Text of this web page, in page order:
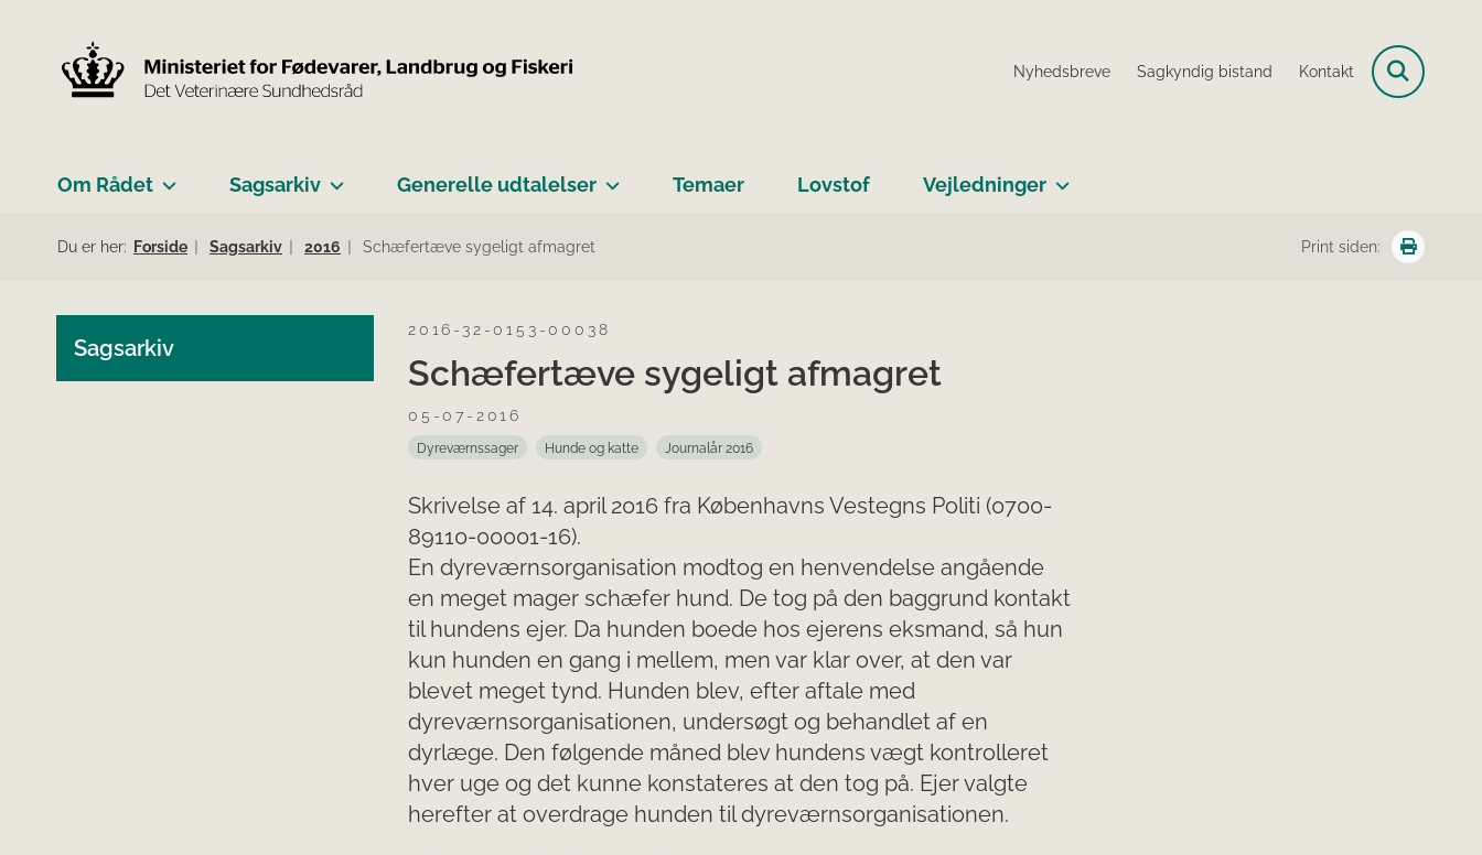
Nyhedsbreve Sagkyndig bistand Kontakt
Om Rådet Sagsarkiv Generelle udtalelser Temaer Lovstof Vejledninger
Du er her: Forside Sagsarkiv 2016 Schæfertæve sygeligt afmagret Print siden:
Sagsarkiv
2016-32-0153-00038
Schæfertæve sygeligt afmagret
05-07-2016
Dyreværnssager Hunde og katte Journalår 2016
Skrivelse af 14. april 2016 fra Københavns Vestegns Politi (0700-
89110-00001-16).
En dyreværnsorganisation modtog en henvendelse angående
en meget mager schæfer hund. De tog på den baggrund kontakt
til hundens ejer. Da hunden boede hos ejerens eksmand, så hun
kun hunden en gang i mellem, men var klar over, at den var
blevet meget tynd. Hunden blev, efter aftale med
dyreværnsorganisationen, undersøgt og behandlet af en
dyrlæge. Den følgende måned blev hundens vægt kontrolleret
hver uge og det kunne konstateres at den tog på. Ejer valgte
herefter at overdrage hunden til dyreværnsorganisationen.